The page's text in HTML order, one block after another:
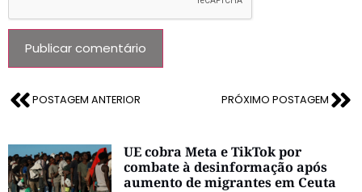
POSTAGEM ANTERIOR PRÓXIMO POSTAGEM
UE cobra Meta e TikTok por
combate à desinformação após
aumento de migrantes em Ceuta